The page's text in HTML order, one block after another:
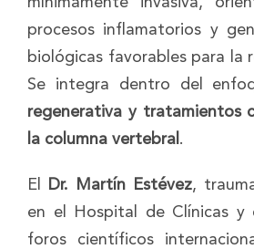
procesos inflamatorios y
biológicas favorables para la
Se integra dentro del
regenerativa y tratamientos
la columna vertebral .
El Dr. Martín Estévez,
en el Hospital de Clínicas y
foros científicos